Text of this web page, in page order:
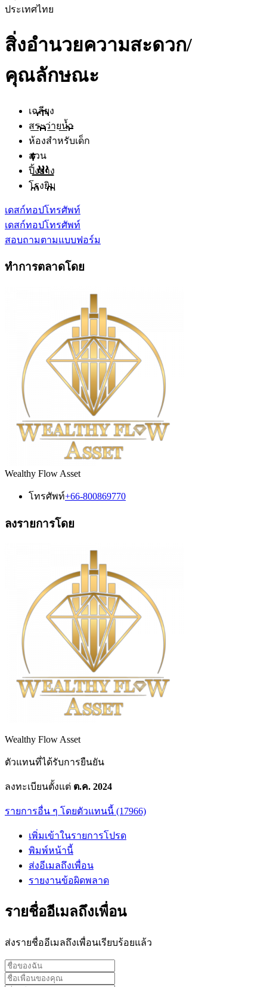
ประเทศไทย
สิ่งอำนวยความสะดวก/
คุณลักษณะ
เฉลียง
สระว่ายน้ำ
ห้องสำหรับเด็ก
สวน
ปิ้งย่าง
โรงยิม
เดสก์ทอปโทรศัพท์
เดสก์ทอปโทรศัพท์
สอบถามตามแบบฟอร์ม
ทำการตลาดโดย
Wealthy Flow Asset
โทรศัพท์+66-800869770
ลงรายการโดย
Wealthy Flow Asset
ตัวแทนที่ได้รับการยืนยัน
ลงทะเบียนตั้งแต่ ต.ค. 2024
รายการอื่น ๆ โดยตัวแทนนี้ (17966)
เพิ่มเข้าในรายการโปรด
พิมพ์หน้านี้
ส่งอีเมลถึงเพื่อน
รายงานข้อผิดพลาด
รายชื่ออีเมลถึงเพื่อน
ส่งรายชื่ออีเมลถึงเพื่อนเรียบร้อยแล้ว